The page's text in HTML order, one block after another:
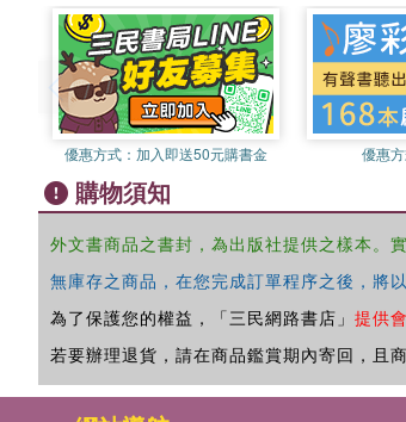
優惠方式： 加入即送50元購書金 優惠方
購物須知
外文書商品之書封，為出版社提供之樣本。
無庫存之商品，在您完成訂單程序之後，將
為了保護您的權益，「三民網路書店」 提供
若要辦理退貨，請在商品鑑賞期內寄回，且